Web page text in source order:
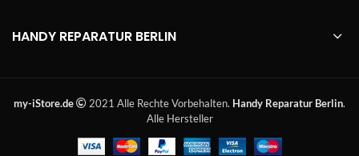
HANDY REPARATUR BERLIN
my-iStore.de 2021 Alle Rechte Vorbehalten. Handy Reparatur Berlin.
Alle Hersteller